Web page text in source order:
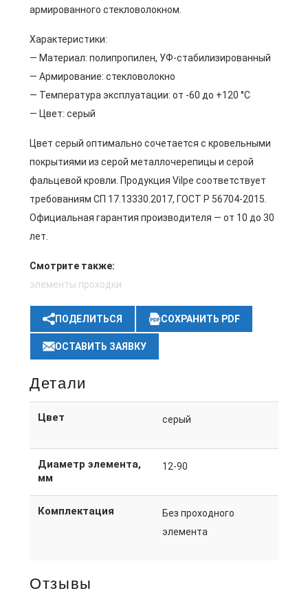
армированного стекловолокном.
Характеристики:
— Материал: полипропилен, УФ-стабилизированный
— Армирование: стекловолокно
— Температура эксплуатации: от -60 до +120 °C
— Цвет: серый
Цвет серый оптимально сочетается с кровельными
покрытиями из серой металлочерепицы и серой
фальцевой кровли. Продукция Vilpe соответствует
требованиям СП 17.13330.2017, ГОСТ Р 56704-2015.
Официальная гарантия производителя — от 10 до 30
лет.
Смотрите также:
элементы проходки
ПОДЕЛИТЬСЯ СОХРАНИТЬ PDF
ОСТАВИТЬ ЗАЯВКУ
Детали
Цвет серый
Диаметр элемента,
мм
12-90
Комплектация
Без проходного
элемента
Отзывы